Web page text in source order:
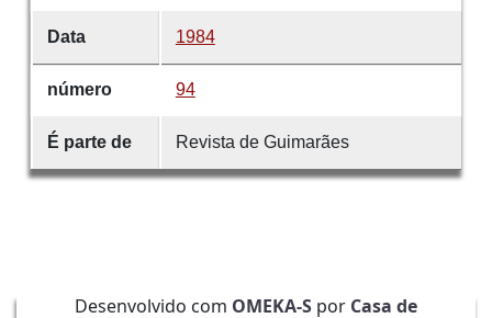
Data 1984
número 94
É parte de Revista de Guimarães
Desenvolvido com OMEKA-S por Casa de